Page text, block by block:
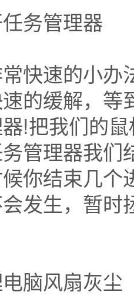
务管理器
快速的小
的缓解，
!把我们的
管理器我
你结束几
发生，暂
脑风扇灰尘